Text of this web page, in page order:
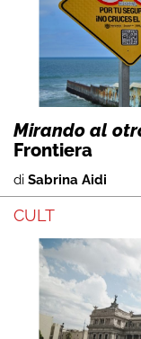
Mirando al
Frontiera
di Sabrina Aidi
CULT